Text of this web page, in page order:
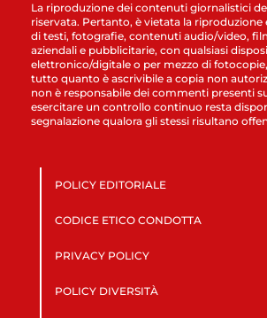
La riproduzione dei contenuti giornalistici
riservata. Pertanto, è vietata la riproduzione
di testi, fotografie, contenuti audio/video,
aziendali e pubblicitarie, con qualsiasi
elettronico/digitale o per mezzo di
tutto quanto è ascrivibile a copia non
non è responsabile dei commenti presenti
esercitare un controllo continuo resta
segnalazione qualora gli stessi risultano
POLICY EDITORIALE
CODICE ETICO CONDOTTA
PRIVACY POLICY
POLICY DIVERSITÀ